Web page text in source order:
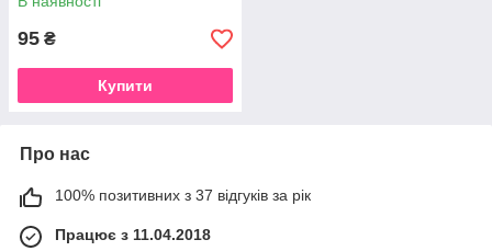
95 ₴
Купити
Про нас
100% позитивних з 37 відгуків за рік
Працює з 11.04.2018